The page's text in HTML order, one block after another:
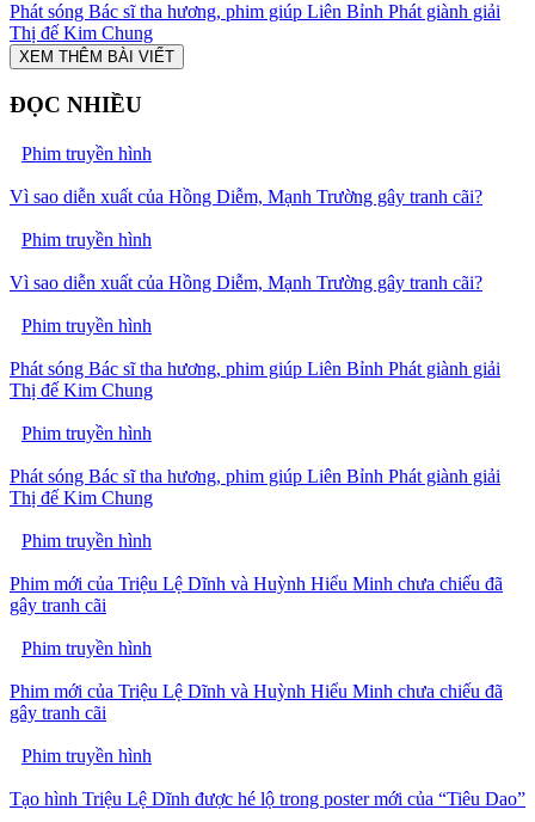
Phát sóng Bác sĩ tha hương, phim giúp Liên Bỉnh Phát giành giải
Thị đế Kim Chung
XEM THÊM BÀI VIẾT
ĐỌC NHIỀU
Phim truyền hình
Vì sao diễn xuất của Hồng Diễm, Mạnh Trường gây tranh cãi?
Phim truyền hình
Vì sao diễn xuất của Hồng Diễm, Mạnh Trường gây tranh cãi?
Phim truyền hình
Phát sóng Bác sĩ tha hương, phim giúp Liên Bỉnh Phát giành giải
Thị đế Kim Chung
Phim truyền hình
Phát sóng Bác sĩ tha hương, phim giúp Liên Bỉnh Phát giành giải
Thị đế Kim Chung
Phim truyền hình
Phim mới của Triệu Lệ Dĩnh và Huỳnh Hiểu Minh chưa chiếu đã
gây tranh cãi
Phim truyền hình
Phim mới của Triệu Lệ Dĩnh và Huỳnh Hiểu Minh chưa chiếu đã
gây tranh cãi
Phim truyền hình
Tạo hình Triệu Lệ Dĩnh được hé lộ trong poster mới của “Tiêu Dao”